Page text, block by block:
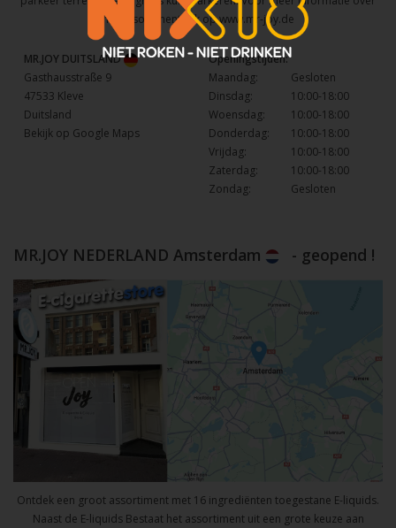
het assortiment kijk opwww.mr-joy.de
MR.JOY DUITSLAND
Gasthausstraße 9
47533 Kleve
Duitsland
Bekijk op Google Maps
Openingstijden:
Maandag:
Gesloten
Dinsdag:
10:00-18:00
Woensdag:
10:00-18:00
Donderdag:
10:00-18:00
Vrijdag:
10:00-18:00
Zaterdag:
10:00-18:00
Zondag:
Gesloten
MR.JOY NEDERLAND Amsterdam - geopend !
Ontdek een groot assortiment met 16 ingrediënten toegestane E-liquids.
Naast de E-liquids Bestaat het assortiment uit een grote keuze aan